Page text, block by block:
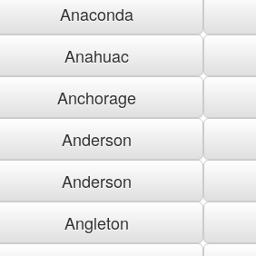
Anaconda
Anahuac
Anchorage
Anderson
Anderson
Angleton